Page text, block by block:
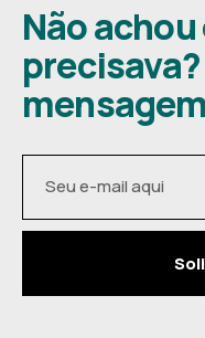
Não achou
mensagem